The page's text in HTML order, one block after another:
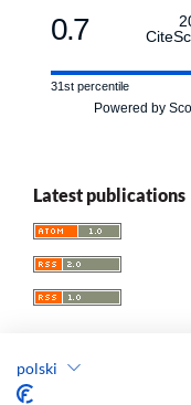
polski
0.7
31st percentile
Powered by
Latest publications